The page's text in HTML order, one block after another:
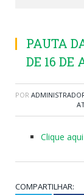
PAUTA
DE 16 DE
POR
Clique
COMPARTILHAR: